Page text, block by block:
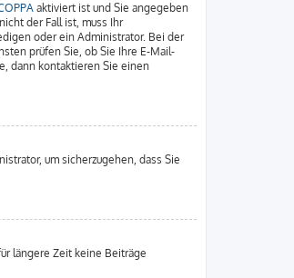
aktiviert ist und Sie angegeben
der Fall ist, muss Ihr
oder ein Administrator. Bei der
prüfen Sie, ob Sie Ihre E-Mail-
dann kontaktieren Sie einen
um sicherzugehen, dass Sie
längere Zeit keine Beiträge